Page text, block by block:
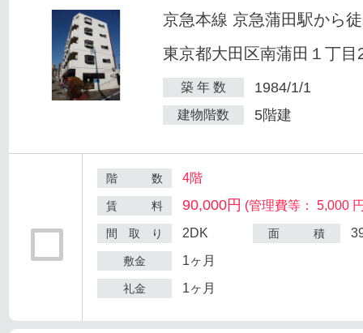
京急本線 京急蒲田駅から
東京都大田区南蒲田１丁目
築 年 数 1984/1/1
建物階数 5階建
階 数 4階
賃 料 90,000円 (管理費等： 5,000
間 取 り 2DK 面 積
敷金 1ヶ月
礼金 1ヶ月